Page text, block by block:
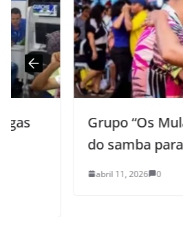
Grupo “Os Mulatos”
do samba para o
abril 11, 2026 0